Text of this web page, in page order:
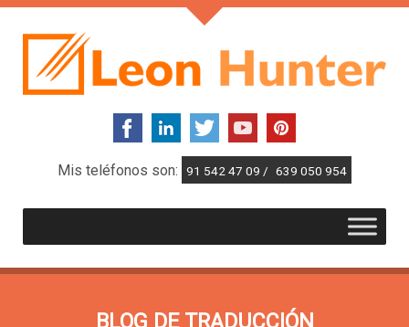
Mis teléfonos son: 91 542 47 09 / 639 050 954
BLOG DE TRADUCCIÓN